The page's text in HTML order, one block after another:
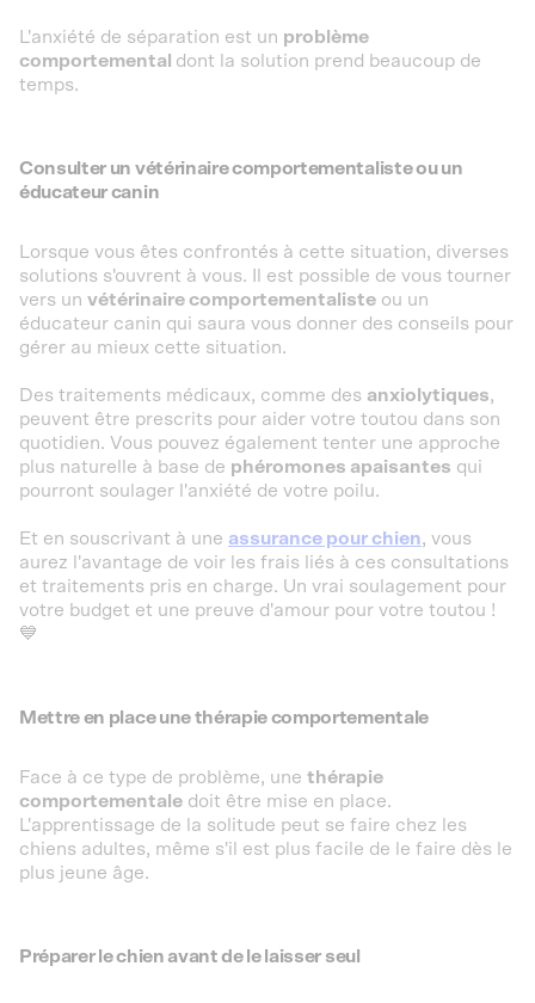
L'anxiété de séparation est un problème
comportemental dont la solution prend beaucoup de
temps.
Consulter un vétérinaire comportementaliste ou un
éducateur canin
Lorsque vous êtes confrontés à cette situation, diverses
solutions s'ouvrent à vous. Il est possible de vous tourner
vers un vétérinaire comportementaliste ou un
éducateur canin qui saura vous donner des conseils pour
gérer au mieux cette situation.
Des traitements médicaux, comme des anxiolytiques,
peuvent être prescrits pour aider votre toutou dans son
quotidien. Vous pouvez également tenter une approche
plus naturelle à base de phéromones apaisantes qui
pourront soulager l'anxiété de votre poilu.
Et en souscrivant à une assurance pour chien, vous
aurez l'avantage de voir les frais liés à ces consultations
et traitements pris en charge. Un vrai soulagement pour
votre budget et une preuve d'amour pour votre toutou !
💙
Mettre en place une thérapie comportementale
Face à ce type de problème, une thérapie
comportementale doit être mise en place.
L'apprentissage de la solitude peut se faire chez les
chiens adultes, même s'il est plus facile de le faire dès le
plus jeune âge.
Préparer le chien avant de le laisser seul